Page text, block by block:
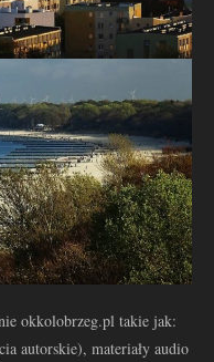
okkolobrzeg.pl takie jak:
autorskie), materiały audio